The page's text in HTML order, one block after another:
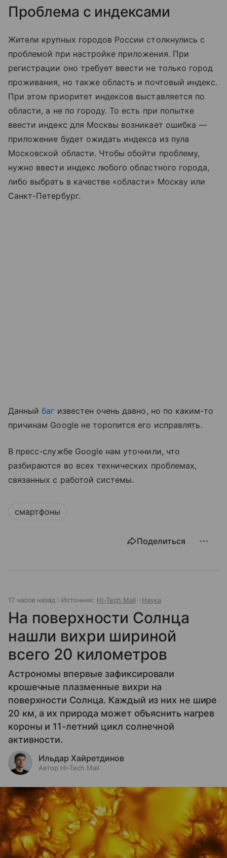
Проблема с индексами
Жители крупных городов России столкнулись с
проблемой при настройке приложения. При
регистрации оно требует ввести не только город
проживания, но также область и почтовый индекс.
При этом приоритет индексов выставляется по
области, а не по городу. То есть при попытке
ввести индекс для Москвы возникает ошибка —
приложение будет ожидать индекса из пула
Московской области. Чтобы обойти проблему,
нужно ввести индекс любого областного города,
либо выбрать в качестве «области» Москву или
Санкт-Петербург.
Данныйбаг известен очень давно, но по каким-то
причинам Google не торопится его исправлять.
В пресс-службе Google нам уточнили, что
разбираются во всех технических проблемах,
связанных с работой системы.
смартфоны
Поделиться
17 часов назад Источник: Hi-Tech Mail Наука
На поверхности Солнца
нашли вихри шириной
всего 20 километров
Астрономы впервые зафиксировали
крошечные плазменные вихри на
поверхности Солнца. Каждый из них не шире
20 км, а их природа может объяснить нагрев
короны и 11-летний цикл солнечной
активности.
Ильдар Хайретдинов
Автор Hi-Tech Mail